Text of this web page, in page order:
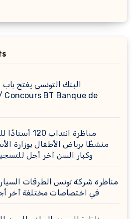
البنك التونسي يفتح
منشطًا برياض الأطفال بوزارة
وكبار السن آخر أجل للتسجيل : 27
في اختصاصات مختلفة آخر أجل : 21